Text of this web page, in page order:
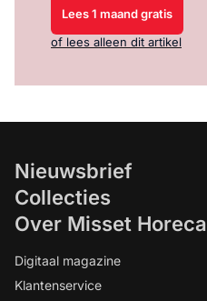
Lees 1 maand gratis
of lees alleen dit artikel
Nieuwsbrief
Collecties
Over Misset Horeca
Digitaal magazine
Klantenservice